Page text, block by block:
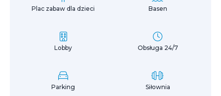
Plac zabaw dla dzieci Basen
Lobby Obsługa 24/7
Parking Siłownia